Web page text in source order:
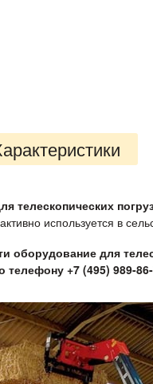
телескопических
используется в
оборудование для
+7 (495) 989-